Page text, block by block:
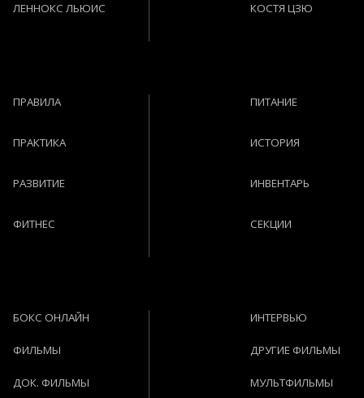
ЛЕННОКС ЛЬЮИС КОСТЯ ЦЗЮ
ПРАВИЛА
ПРАКТИКА
РАЗВИТИЕ
ФИТНЕС
ПИТАНИЕ
ИСТОРИЯ
ИНВЕНТАРЬ
СЕКЦИИ
БОКС ОНЛАЙН
ФИЛЬМЫ
ДОК. ФИЛЬМЫ
ИНТЕРВЬЮ
ДРУГИЕ ФИЛЬМЫ
МУЛЬТФИЛЬМЫ